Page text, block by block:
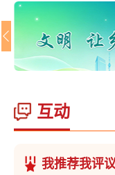
互动
金玲：小家里和和气气
我推荐我评